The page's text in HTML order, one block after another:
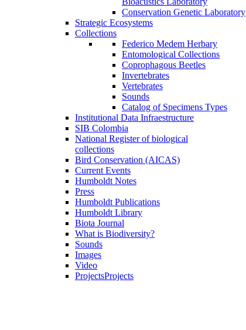
Conservation Genetic Laboratory
Strategic Ecosystems
Collections
Federico Medem Herbary
Entomological Collections
Coprophagous Beetles
Invertebrates
Vertebrates
Sounds
Catalog of Specimens Types
Institutional Data Infraestructure
SIB Colombia
National Register of biological
collections
Bird Conservation (AICAS)
Current Events
Humboldt Notes
Press
Humboldt Publications
Humboldt Library
Biota Journal
What is Biodiversity?
Sounds
Images
Video
ProjectsProjects